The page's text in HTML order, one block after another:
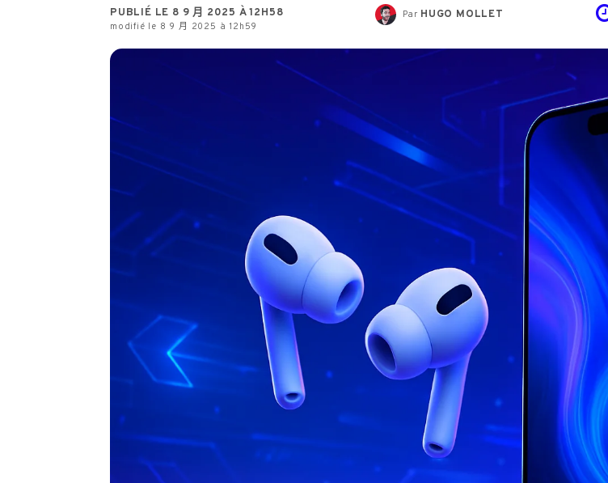
PUBLIÉ LE 8 9 月 2025 À 12H58
modifié le 8 9 月 2025 à 12h59
Par HUGO MOLLET